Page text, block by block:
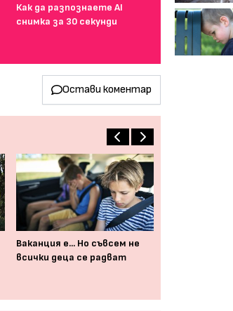
Как да разпознаете AI
снимка за 30 секунди
Остави коментар
Ваканция е... Но съвсем не
всички деца се радват